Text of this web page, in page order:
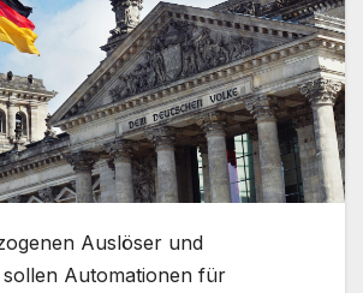
Auslöser und
sollen Automationen für